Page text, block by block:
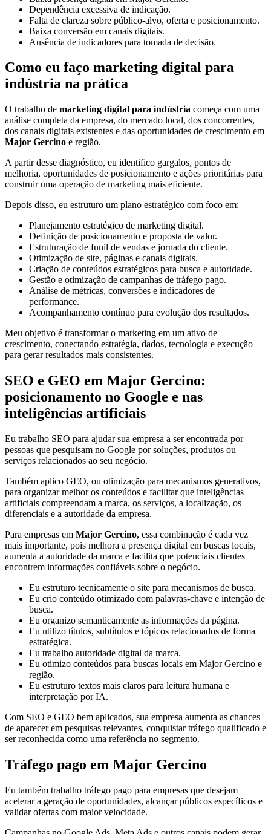
Dependência excessiva de indicação.
Falta de clareza sobre público-alvo, oferta e posicionamento.
Baixa conversão em canais digitais.
Ausência de indicadores para tomada de decisão.
Como eu faço marketing digital para
indústria na prática
O trabalho de marketing digital para indústria começa com uma
análise completa da empresa, do mercado local, dos concorrentes,
dos canais digitais existentes e das oportunidades de crescimento em
Major Gercino e região.
A partir desse diagnóstico, eu identifico gargalos, pontos de
melhoria, oportunidades de posicionamento e ações prioritárias para
construir uma operação de marketing mais eficiente.
Depois disso, eu estruturo um plano estratégico com foco em:
Planejamento estratégico de marketing digital.
Definição de posicionamento e proposta de valor.
Estruturação de funil de vendas e jornada do cliente.
Otimização de site, páginas e canais digitais.
Criação de conteúdos estratégicos para busca e autoridade.
Gestão e otimização de campanhas de tráfego pago.
Análise de métricas, conversões e indicadores de
performance.
Acompanhamento contínuo para evolução dos resultados.
Meu objetivo é transformar o marketing em um ativo de
crescimento, conectando estratégia, dados, tecnologia e execução
para gerar resultados mais consistentes.
SEO e GEO em Major Gercino:
posicionamento no Google e nas
inteligências artificiais
Eu trabalho SEO para ajudar sua empresa a ser encontrada por
pessoas que pesquisam no Google por soluções, produtos ou
serviços relacionados ao seu negócio.
Também aplico GEO, ou otimização para mecanismos generativos,
para organizar melhor os conteúdos e facilitar que inteligências
artificiais compreendam a marca, os serviços, a localização, os
diferenciais e a autoridade da empresa.
Para empresas em Major Gercino, essa combinação é cada vez
mais importante, pois melhora a presença digital em buscas locais,
aumenta a autoridade da marca e facilita que potenciais clientes
encontrem informações confiáveis sobre o negócio.
Eu estruturo tecnicamente o site para mecanismos de busca.
Eu crio conteúdo otimizado com palavras-chave e intenção de
busca.
Eu organizo semanticamente as informações da página.
Eu utilizo títulos, subtítulos e tópicos relacionados de forma
estratégica.
Eu trabalho autoridade digital da marca.
Eu otimizo conteúdos para buscas locais em Major Gercino e
região.
Eu estruturo textos mais claros para leitura humana e
interpretação por IA.
Com SEO e GEO bem aplicados, sua empresa aumenta as chances
de aparecer em pesquisas relevantes, conquistar tráfego qualificado e
ser reconhecida como uma referência no segmento.
Tráfego pago em Major Gercino
Eu também trabalho tráfego pago para empresas que desejam
acelerar a geração de oportunidades, alcançar públicos específicos e
validar ofertas com maior velocidade.